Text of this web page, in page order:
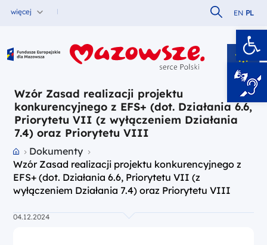
więcej Szukaj w
EN PL
Fundusze Europejskie dla Mazowsza
Wzór Zasad realizacji projektu
konkurencyjnego z EFS+ (dot. Działania 6.6,
Priorytetu VII (z wyłączeniem Działania
7.4) oraz Priorytetu VIII
Przejdź do strony głównej portalu
Dokumenty
Wzór Zasad realizacji projektu konkurencyjnego z
EFS+ (dot. Działania 6.6, Priorytetu VII (z
wyłączeniem Działania 7.4) oraz Priorytetu VIII
04.12.2024